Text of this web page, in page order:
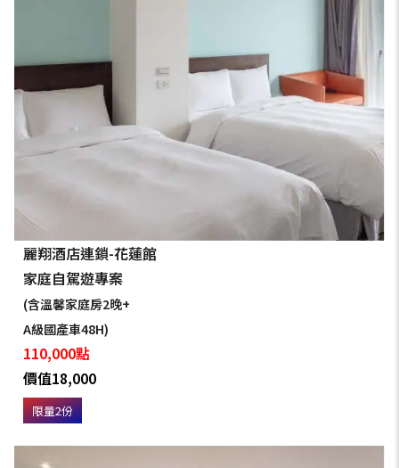
麗翔酒店連鎖-花蓮館
家庭自駕遊專案
(含溫馨家庭房2晚+
A級國產車48H)
110,000點
價值18,000
限量2份